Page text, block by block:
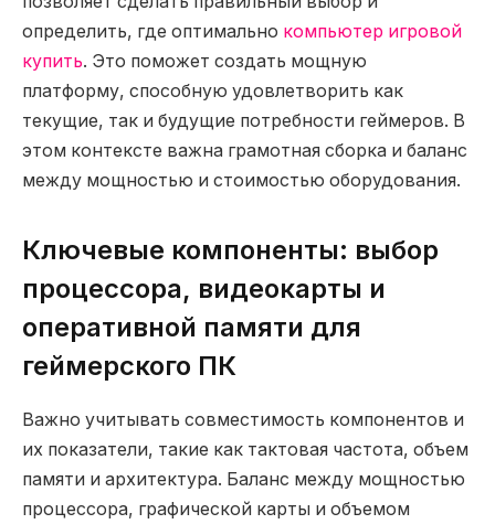
определить, где оптимально компьютер игровой
купить. Это поможет создать мощную
платформу, способную удовлетворить как
текущие, так и будущие потребности геймеров. В
этом контексте важна грамотная сборка и баланс
между мощностью и стоимостью оборудования.
Ключевые компоненты: выбор
процессора, видеокарты и
оперативной памяти для
геймерского ПК
Важно учитывать совместимость компонентов и
их показатели, такие как тактовая частота, объем
памяти и архитектура. Баланс между мощностью
процессора, графической карты и объемом